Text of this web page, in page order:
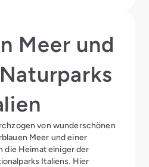
Meer und
von wunderschönen
Meer und einer
die Heimat einiger der
Italiens. Hier